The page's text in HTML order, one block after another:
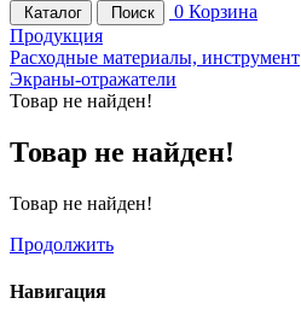
Каталог Поиск 0 Корзина
Продукция
Расходные материалы, инструмент
Экраны-отражатели
Товар не найден!
Товар не найден!
Товар не найден!
Продолжить
Навигация